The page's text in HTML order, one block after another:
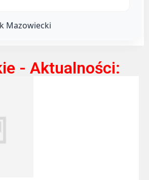
Mazowiecki
- Aktualności: